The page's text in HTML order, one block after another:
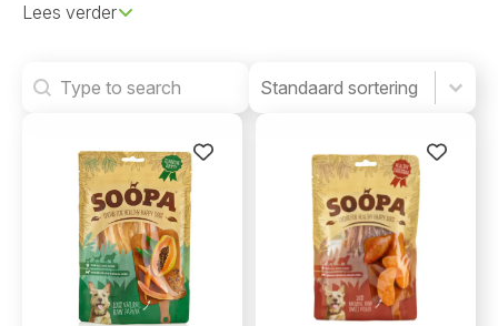
Lees verder
Search Product Order
Product Order